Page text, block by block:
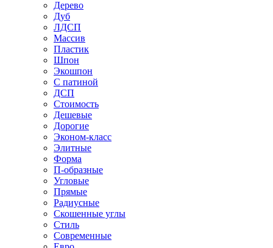
Дерево
Дуб
ЛДСП
Массив
Пластик
Шпон
Экошпон
С патиной
ДСП
Стоимость
Дешевые
Дорогие
Эконом-класс
Элитные
Форма
П-образные
Угловые
Прямые
Радиусные
Скошенные углы
Стиль
Современные